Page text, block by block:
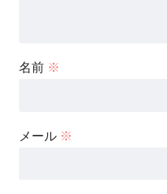
名前 ※
メール ※